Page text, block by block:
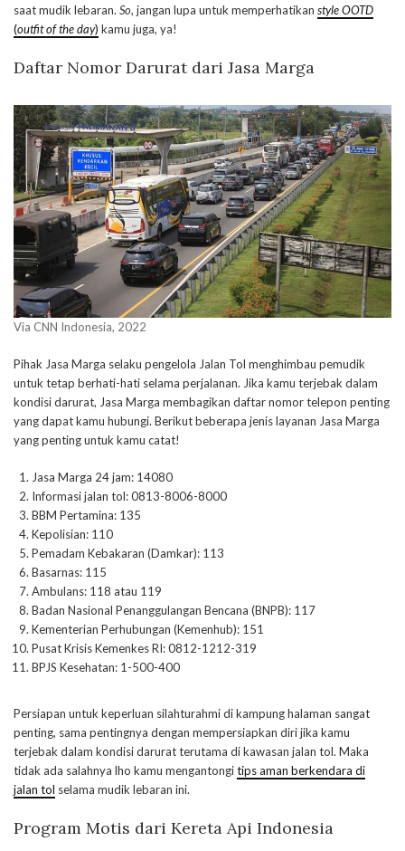
saat mudik lebaran. So, jangan lupa untuk memperhatikan style OOTD
(outfit of the day) kamu juga, ya!
Daftar Nomor Darurat dari Jasa Marga
Via CNN Indonesia, 2022
Pihak Jasa Marga selaku pengelola Jalan Tol menghimbau pemudik
untuk tetap berhati-hati selama perjalanan. Jika kamu terjebak dalam
kondisi darurat, Jasa Marga membagikan daftar nomor telepon penting
yang dapat kamu hubungi. Berikut beberapa jenis layanan Jasa Marga
yang penting untuk kamu catat!
Jasa Marga 24 jam: 14080
Informasi jalan tol: 0813-8006-8000
BBM Pertamina: 135
Kepolisian: 110
Pemadam Kebakaran (Damkar): 113
Basarnas: 115
Ambulans: 118 atau 119
Badan Nasional Penanggulangan Bencana (BNPB): 117
Kementerian Perhubungan (Kemenhub): 151
Pusat Krisis Kemenkes RI: 0812-1212-319
BPJS Kesehatan: 1-500-400
Persiapan untuk keperluan silahturahmi di kampung halaman sangat
penting, sama pentingnya dengan mempersiapkan diri jika kamu
terjebak dalam kondisi darurat terutama di kawasan jalan tol. Maka
tidak ada salahnya lho kamu mengantongitips aman berkendara di
jalan tol selama mudik lebaran ini.
Program Motis dari Kereta Api Indonesia